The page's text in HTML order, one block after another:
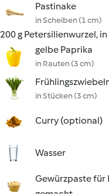
Pastinake
in Scheiben (1 cm)
200 g Petersilienwurzel,
gelbe Paprika
in Rauten (3 cm)
in Stücken (3 cm)
Curry (optional)
Wasser
Gewürzpaste für